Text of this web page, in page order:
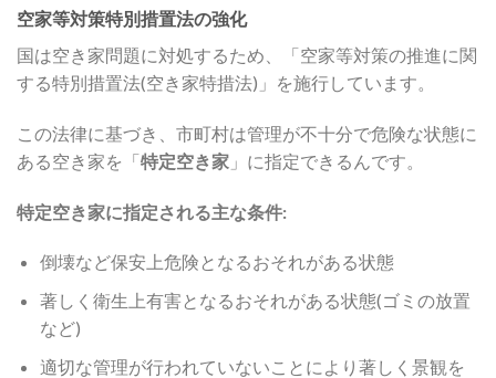
空家等対策特別措置法の強化
国は空き家問題に対処するため、「空家等対策の推進に関
する特別措置法(空き家特措法)」を施行しています。
この法律に基づき、市町村は管理が不十分で危険な状態に
ある空き家を「特定空き家 」に指定できるんです。
特定空き家に指定される主な条件:
倒壊など保安上危険となるおそれがある状態
著しく衛生上有害となるおそれがある状態(ゴミの放置
など)
適切な管理が行われていないことにより著しく景観を